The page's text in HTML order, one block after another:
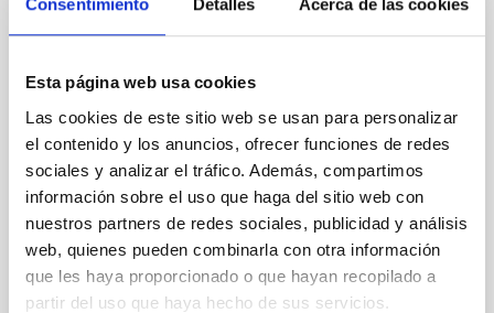
Consentimiento Detalles Acerca de las cookies
Esta página web usa cookies
Las cookies de este sitio web se usan para personalizar
el contenido y los anuncios, ofrecer funciones de redes
sociales y analizar el tráfico. Además, compartimos
información sobre el uso que haga del sitio web con
nuestros partners de redes sociales, publicidad y análisis
web, quienes pueden combinarla con otra información
que les haya proporcionado o que hayan recopilado a
partir del uso que haya hecho de sus servicios.
Dust Grains
powerful diagnostic of dust grain properties in
protoplanetary disks. Standard models based on
solid spherical grains often struggle to reproduce the
observed polarization fractions and morphologies in
systems where self-scattering is expected to
dominate. We investigate the impact of grain
Jáquez-Domínguez, Jesús Miguel et al.
Fecha de publicación: 5 2026